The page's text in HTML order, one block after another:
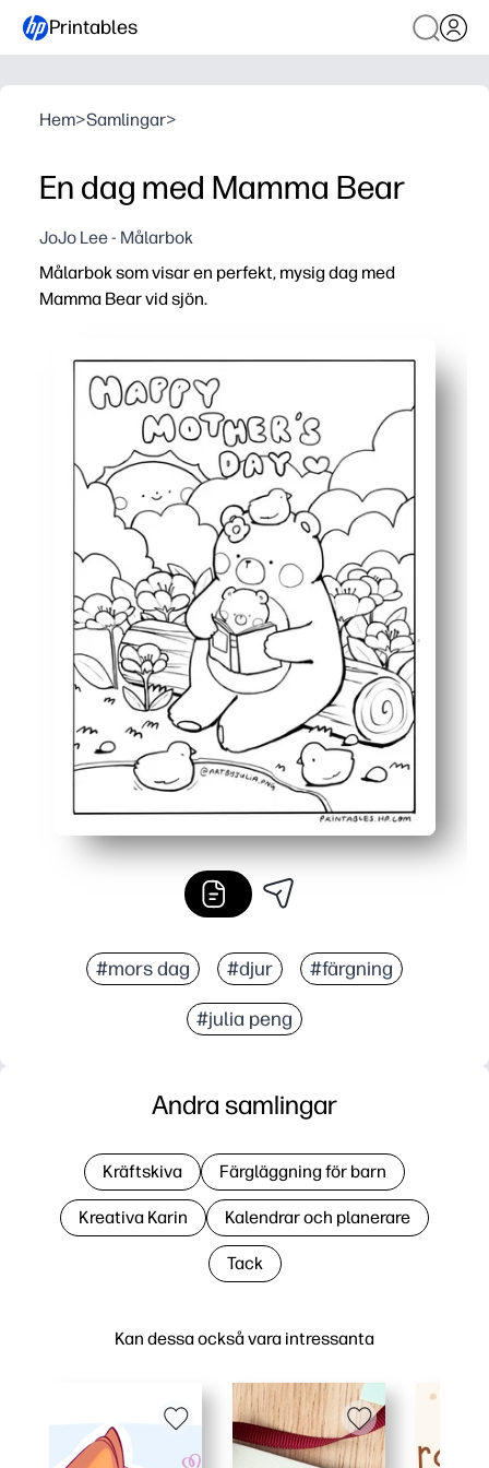
Printables
Hem>Samlingar>
En dag med Mamma Bear
JoJo Lee - Målarbok
Målarbok som visar en perfekt, mysig dag med
Mamma Bear vid sjön.
Djärva, enkla konturer hjälper små konstnärer att
Den milda sjödagsscenen inbjuder till berättande, nytt
Perfekt för hem, klassrum eller resor - en skärmfri
#mors dag #djur #färgning
#julia peng
Kan dessa också vara intressanta
Andra samlingar
Kräftskiva Färgläggning för barn
Kreativa Karin Kalendrar och planerare
Tack